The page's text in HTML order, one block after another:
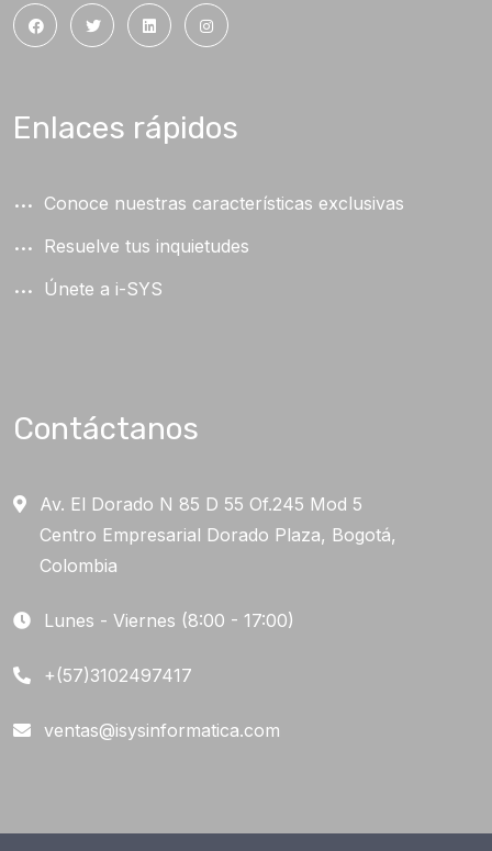
Enlaces rápidos
Conoce nuestras características exclusivas
Resuelve tus inquietudes
Únete a i-SYS
Contáctanos
Av. El Dorado N 85 D 55 Of.245 Mod 5
Centro Empresarial Dorado Plaza, Bogotá,
Colombia
Lunes - Viernes (8:00 - 17:00)
+(57)3102497417
ventas@isysinformatica.com